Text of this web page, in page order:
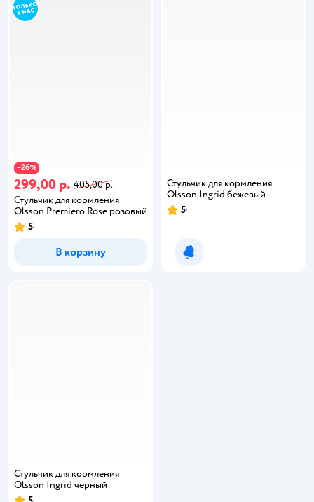
−26%
299,00 р. 405,00 р.
Стульчик для кормления
Olsson Premiero Rose розовый
5
В корзину
Стульчик для кормления
Olsson Ingrid бежевый
5
Уведомить о появлении
Стульчик для кормления
Olsson Ingrid черный